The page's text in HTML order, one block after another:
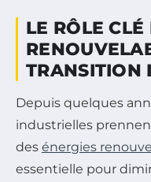
LE RÔLE CLÉ
TRANSITION
Depuis quelques
industrielles
des énergies
essentielle pour